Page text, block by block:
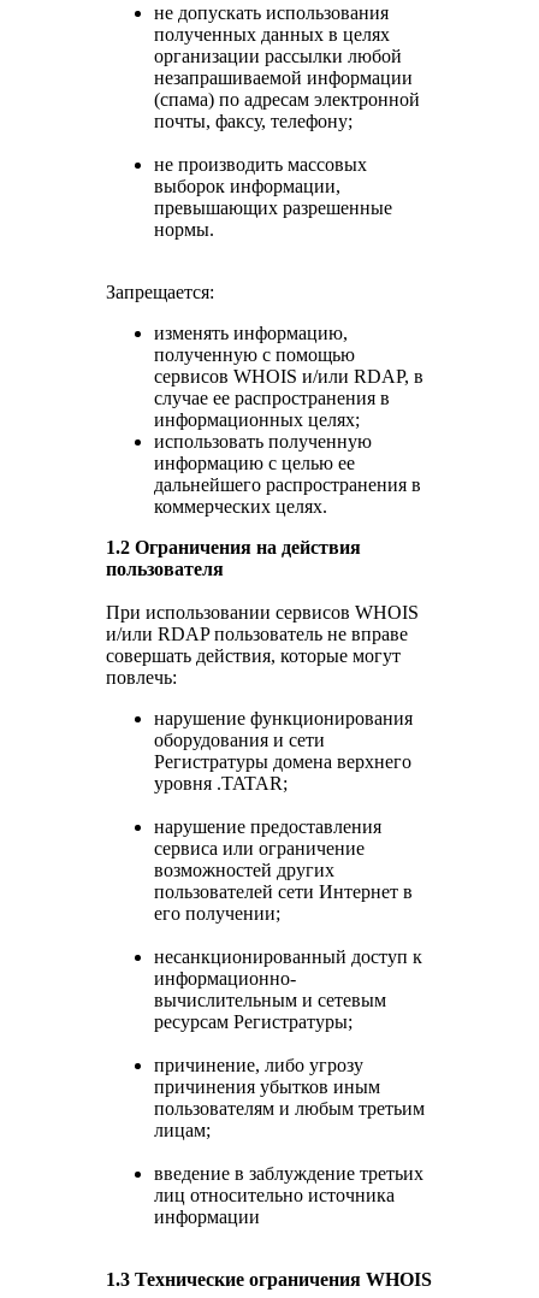
не допускать использования
полученных данных в целях
организации рассылки любой
незапрашиваемой информации
(спама) по адресам электронной
почты, факсу, телефону;
не производить массовых
выборок информации,
превышающих разрешенные
нормы.
Запрещается:
изменять информацию,
полученную с помощью
сервисов WHOIS и/или RDAP, в
случае ее распространения в
информационных целях;
использовать полученную
информацию с целью ее
дальнейшего распространения в
коммерческих целях.
1.2 Ограничения на действия
пользователя
При использовании сервисов WHOIS
и/или RDAP пользователь не вправе
совершать действия, которые могут
повлечь:
нарушение функционирования
оборудования и сети
Регистратуры домена верхнего
уровня .TATAR;
нарушение предоставления
сервиса или ограничение
возможностей других
пользователей сети Интернет в
его получении;
несанкционированный доступ к
информационно-
вычислительным и сетевым
ресурсам Регистратуры;
причинение, либо угрозу
причинения убытков иным
пользователям и любым третьим
лицам;
введение в заблуждение третьих
лиц относительно источника
информации
1.3 Технические ограничения WHOIS